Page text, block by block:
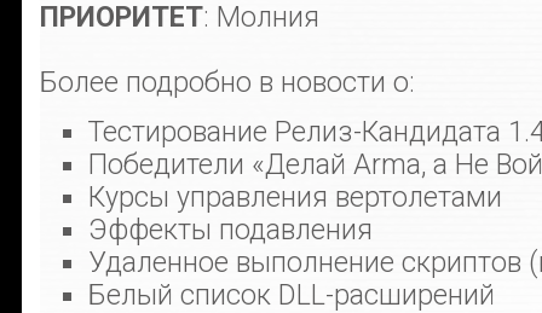
ПРИОРИТЕТ: Молния
Более подробно в новости о:
Тестирование Релиз-Кандидата
Победители «Делай Arma, а Не
Курсы управления вертолетами
Эффекты подавления
Удаленное выполнение скриптов
Белый список DLL-расширений